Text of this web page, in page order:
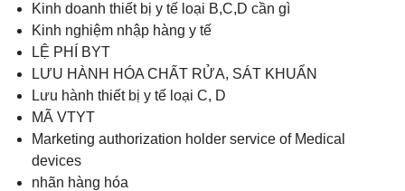
Kinh doanh thiết bị y tế loại B,C,D cần gì
Kinh nghiệm nhập hàng y tế
LỆ PHÍ BYT
LƯU HÀNH HÓA CHẤT RỬA, SÁT KHUẨN
Lưu hành thiết bị y tế loại C, D
MÃ VTYT
Marketing authorization holder service of Medical
devices
nhãn hàng hóa